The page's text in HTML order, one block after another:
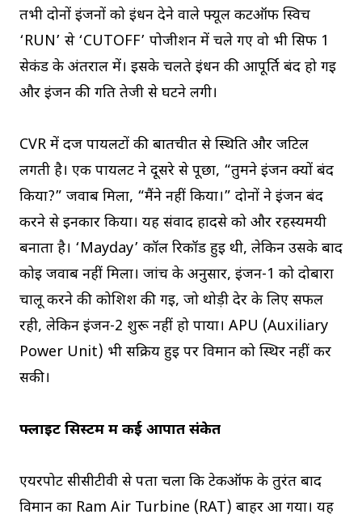
तभी दोनों इंजनों को ईंधन देने वाले फ्यूल कटऑफ स्विच
‘RUN’ से ‘CUTOFF’ पोजीशन में चले गए वो भी सिर्फ 1
सेकंड के अंतराल में। इसके चलते ईंधन की आपूर्ति बंद हो गई
और इंजन की गति तेजी से घटने लगी।
CVR में दर्ज पायलटों की बातचीत से स्थिति और जटिल
लगती है। एक पायलट ने दूसरे से पूछा, “तुमने इंजन क्यों बंद
किया?” जवाब मिला, “मैंने नहीं किया।” दोनों ने इंजन बंद
करने से इनकार किया। यह संवाद हादसे को और रहस्यमयी
बनाता है। ‘Mayday’ कॉल रिकॉर्ड हुई थी, लेकिन उसके बाद
कोई जवाब नहीं मिला। जांच के अनुसार, इंजन-1 को दोबारा
चालू करने की कोशिश की गई, जो थोड़ी देर के लिए सफल
रही, लेकिन इंजन-2 शुरू नहीं हो पाया। APU (Auxiliary
Power Unit) भी सक्रिय हुई पर विमान को स्थिर नहीं कर
सकी।
फ्लाइट सिस्टम में कई आपात संकेत
एयरपोर्ट सीसीटीवी से पता चला कि टेकऑफ के तुरंत बाद
विमान का Ram Air Turbine (RAT) बाहर आ गया। यह